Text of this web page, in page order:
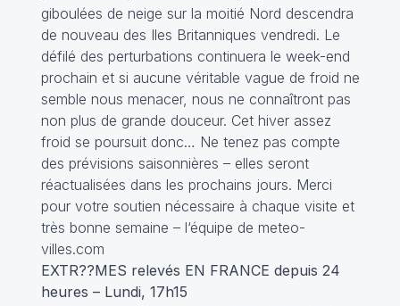
giboulées de neige sur la moitié Nord descendra
de nouveau des Iles Britanniques vendredi. Le
défilé des perturbations continuera le week-end
prochain et si aucune véritable vague de froid ne
semble nous menacer, nous ne connaîtront pas
non plus de grande douceur. Cet hiver assez
froid se poursuit donc… Ne tenez pas compte
des prévisions saisonnières – elles seront
réactualisées dans les prochains jours. Merci
pour votre soutien nécessaire à chaque visite et
très bonne semaine – l‘équipe de meteo-
villes.com
EXTR??MES relevés EN FRANCE depuis 24
heures – Lundi, 17h15